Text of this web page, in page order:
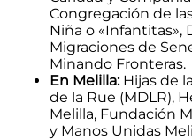
Congregación de
Niña o «Infantitas»,
Migraciones de
Minando Fronteras.
En Melilla:Hijas de
de la Rue (MDLR),
Melilla, Fundación
y Manos Unidas